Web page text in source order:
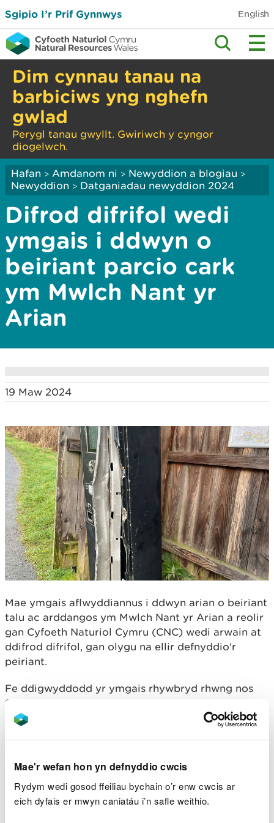
Mae'r wefan hon yn defnyddio cwcis
Rydym wedi gosod ffeiliau bychain o’r enw cwcis ar
eich dyfais er mwyn caniatáu i’n safle weithio.
Sgipio I’r Prif Gynnwys English
Dim cynnau tanau na
barbiciws yng nghefn
gwlad
Perygl tanau gwyllt. Gwiriwch y cyngor
diogelwch.
Hafan > Amdanom ni > Newyddion a blogiau >
Newyddion > Datganiadau newyddion 2024
Difrod difrifol wedi
ymgais i ddwyn o
beiriant parcio cark
ym Mwlch Nant yr
Arian
19 Maw 2024
Mae ymgais aflwyddiannus i ddwyn arian o beiriant
talu ac arddangos ym Mwlch Nant yr Arian a reolir
gan Cyfoeth Naturiol Cymru (CNC) wedi arwain at
ddifrod difrifol, gan olygu na ellir defnyddio'r
peiriant.
Fe ddigwyddodd yr ymgais rhywbryd rhwng nos
Sul ac yn gynnar fore Llun (17-18 Mawrth).
Ceisiodd y fandal neu'r fandaliaid rwygo ochr y
peiriant ar agor, o bosibl i ddwyn unrhyw arian y tu
Dywedodd Sarah Parry, Swyddog Canolfan
Ymwelwyr CNC ym Mwlch Nant yr Arian;